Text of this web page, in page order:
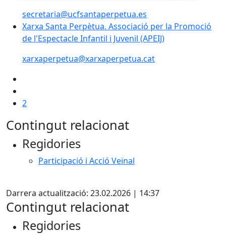
secretaria@ucfsantaperpetua.es
Xarxa Santa Perpètua. Associació per la Promoció de
Xarxa Santa Perpètua. Associació per la Promoció
de l'Espectacle Infantil i Juvenil (APEIJ)
xarxaperpetua@xarxaperpetua.cat
2
Contingut relacionat
Regidories
Participació i Acció Veïnal
Darrera actualització: 23.02.2026 | 14:37
Contingut relacionat
Regidories